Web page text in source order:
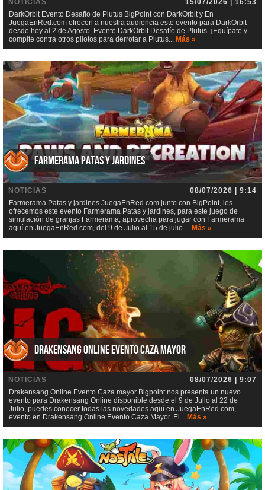
NOTICIAS
15/07/2026 | 16:53
DarkOrbit Evento Desafío de Plutus BigPoint con DarkOrbit y En
JuegaEnRed.com ofrecen a nuestra audiencia este evento para DarkOrbit
desde hoy al 2 de Agosto. Evento DarkOrbit Desafío de Plutus. ¡Equípate y
compite contra otros pilotos para derrotar a Plutus... Más »
Farmerama Patas y jardines
NOTICIAS
08/07/2026 | 9:14
Farmerama Patas y jardines JuegaEnRed.com junto con BigPoint, les
ofrecemos este evento Farmerama Patas y jardines, para este juego de
simulación de granjas Farmerama, aprovecha para jugar con Farmerama
aquí en JuegaEnRed.com, del 9 de Julio al 15 de julio.... Más »
Drakensang Online Evento Caza mayor
NOTICIAS
08/07/2026 | 9:07
Drakensang Online Evento Caza mayor Bigpoint nos presenta un nuevo
evento para Drakensang Online disponible desde el 9 de Julio al 22 de
Julio, puedes conocer todas las novedades aquí en JuegaEnRed.com,
evento en Drakensang Online Evento Caza Mayor. El... Más »